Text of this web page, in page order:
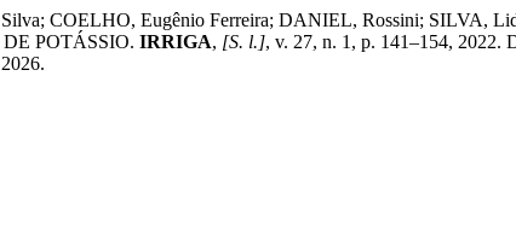
COELHO, Eugênio Ferreira; DANIEL, Rossini; SILVA,
POTÁSSIO. IRRIGA, [S. l.], v. 27, n. 1, p. 141–154, 2022.